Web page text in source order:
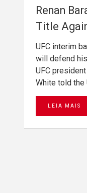
Renan
Title
UFC interim
will defend
UFC
White told the
LEIA MAIS